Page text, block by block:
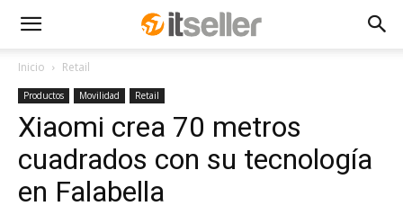
Inicio Retail
Productos Movilidad Retail
Xiaomi crea 70 metros
cuadrados con su tecnología
en Falabella